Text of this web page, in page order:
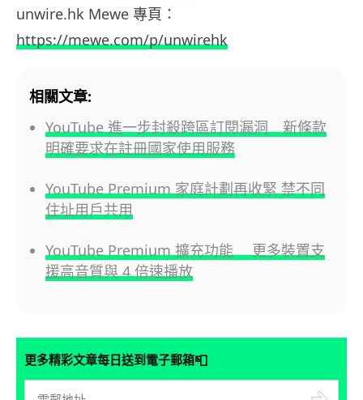
unwire.hk Mewe 專頁：
https://mewe.com/p/unwirehk
相關文章:
YouTube 進一步封殺跨區訂閱漏洞 新條款
明確要求在註冊國家使用服務
YouTube Premium 家庭計劃再收緊 禁不同
住址用戶共用
YouTube Premium 擴充功能 更多裝置支
援高音質與 4 倍速播放
更多精彩文章每日送到電子郵箱📮